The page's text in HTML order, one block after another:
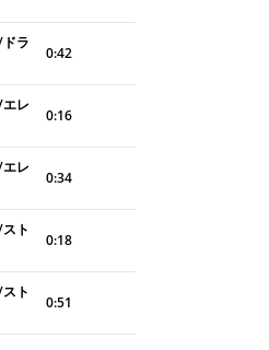
ラ
0:42
レ
0:16
レ
0:34
ト
0:18
ト
0:51